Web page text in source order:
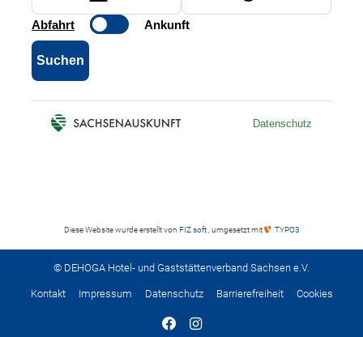
Diese Website wurde erstellt von FIZ soft , umgesetzt mit TYPO3
© DEHOGA Hotel- und Gaststättenverband Sachsen e.V.
Kontakt Impressum Datenschutz Barrierefreiheit Cookies